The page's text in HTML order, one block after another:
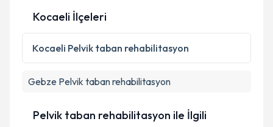
Kişisel verilerimin işlenmesine ilişkinAydınlatma
Metni 'ni okudum ve kişisel verilerimin belirtilen
kapsamda işlenmesini kabul ediyorum.
Kocaeli İlçeleri
Kocaeli Pelvik taban rehabilitasyon
Gebze Pelvik taban rehabilitasyon
Pelvik taban rehabilitasyon ile İlgili